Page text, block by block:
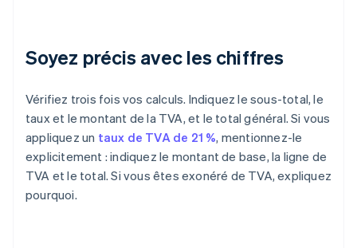
Soyez précis avec les chiffres
Vérifiez trois fois vos calculs. Indiquez le sous-total, le
taux et le montant de la TVA, et le total général. Si vous
appliquez un taux de TVA de 21 %, mentionnez-le
explicitement : indiquez le montant de base, la ligne de
TVA et le total. Si vous êtes exonéré de TVA, expliquez
pourquoi.